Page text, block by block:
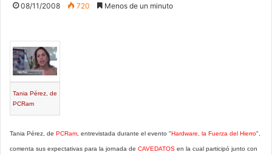
08/11/2008 720 Menos de un minuto
Tania Pérez, de
PCRam
Tania Pérez, de PCRam , entrevistada durante el evento "Hardware, la Fuerza del Hierro",
comenta sus expectativas para la jornada de CAVEDATOS en la cual participó junto con